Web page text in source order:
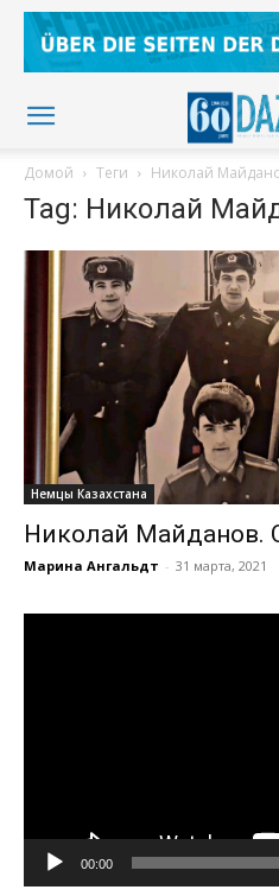
Домой Теги Николай
Tag: Николай
Немцы Казахстана
Николай Майданов.
Марина Ангальдт - 31 марта, 2021
00:00